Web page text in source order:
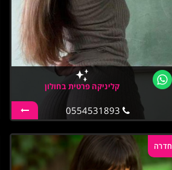
קליניקה פרטית בחולון
0554531893
חדרה